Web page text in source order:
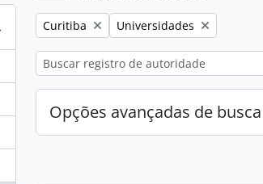
Remover filtro:
Curitiba Remover filtro:
Universidades
Opções avançadas de busca